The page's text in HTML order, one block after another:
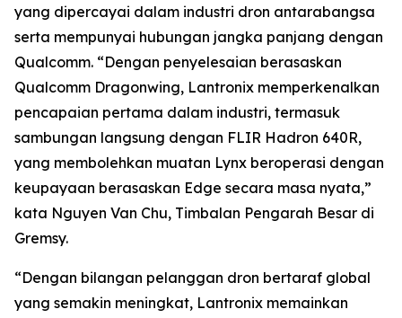
yang dipercayai dalam industri dron antarabangsa
serta mempunyai hubungan jangka panjang dengan
Qualcomm. “Dengan penyelesaian berasaskan
Qualcomm Dragonwing, Lantronix memperkenalkan
pencapaian pertama dalam industri, termasuk
sambungan langsung dengan FLIR Hadron 640R,
yang membolehkan muatan Lynx beroperasi dengan
keupayaan berasaskan Edge secara masa nyata,”
kata Nguyen Van Chu, Timbalan Pengarah Besar di
Gremsy.
“Dengan bilangan pelanggan dron bertaraf global
yang semakin meningkat, Lantronix memainkan